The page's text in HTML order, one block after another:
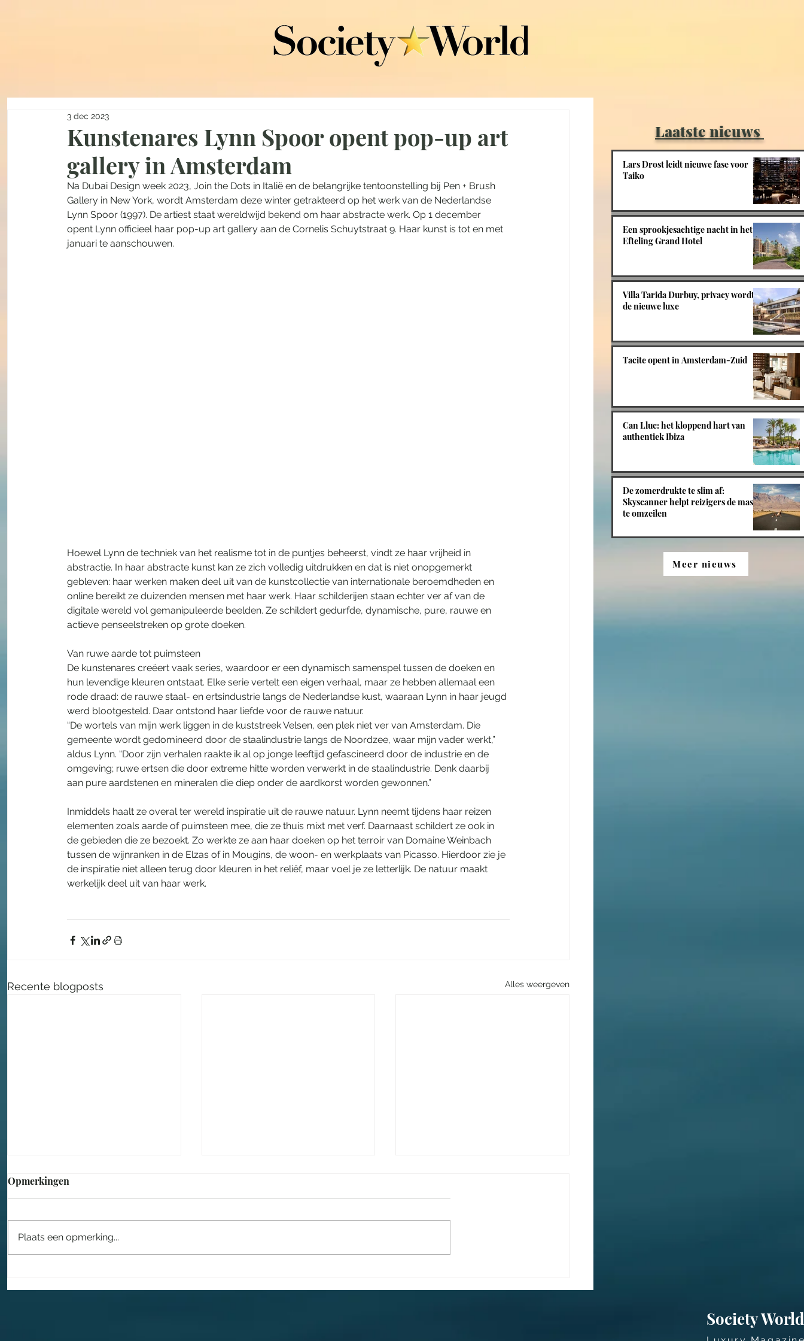
Kunstenares Lynn Spoor opent pop-up art
gallery in Amsterdam
3 dec 2023
Na Dubai Design week 2023, Join the Dots in Italië en de belangrijke tentoonstelling bij Pen + Brush
Gallery in New York, wordt Amsterdam deze winter getrakteerd op het werk van de Nederlandse
Lynn Spoor (1997). De artiest staat wereldwijd bekend om haar abstracte werk. Op 1 december
opent Lynn officieel haar pop-up art gallery aan de Cornelis Schuytstraat 9. Haar kunst is tot en met
januari te aanschouwen.
Hoewel Lynn de techniek van het realisme tot in de puntjes beheerst, vindt ze haar vrijheid in
abstractie. In haar abstracte kunst kan ze zich volledig uitdrukken en dat is niet onopgemerkt
gebleven: haar werken maken deel uit van de kunstcollectie van internationale beroemdheden en
online bereikt ze duizenden mensen met haar werk. Haar schilderijen staan echter ver af van de
digitale wereld vol gemanipuleerde beelden. Ze schildert gedurfde, dynamische, pure, rauwe en
actieve penseelstreken op grote doeken.
Van ruwe aarde tot puimsteen
De kunstenares creëert vaak series, waardoor er een dynamisch samenspel tussen de doeken en
hun levendige kleuren ontstaat. Elke serie vertelt een eigen verhaal, maar ze hebben allemaal een
rode draad: de rauwe staal- en ertsindustrie langs de Nederlandse kust, waaraan Lynn in haar jeugd
werd blootgesteld. Daar ontstond haar liefde voor de rauwe natuur.
“De wortels van mijn werk liggen in de kuststreek Velsen, een plek niet ver van Amsterdam. Die
gemeente wordt gedomineerd door de staalindustrie langs de Noordzee, waar mijn vader werkt,”
aldus Lynn. “Door zijn verhalen raakte ik al op jonge leeftijd gefascineerd door de industrie en de
omgeving; ruwe ertsen die door extreme hitte worden verwerkt in de staalindustrie. Denk daarbij
aan pure aardstenen en mineralen die diep onder de aardkorst worden gewonnen.”
Inmiddels haalt ze overal ter wereld inspiratie uit de rauwe natuur. Lynn neemt tijdens haar reizen
elementen zoals aarde of puimsteen mee, die ze thuis mixt met verf. Daarnaast schildert ze ook in
de gebieden die ze bezoekt. Zo werkte ze aan haar doeken op het terroir van Domaine Weinbach
tussen de wijnranken in de Elzas of in Mougins, de woon- en werkplaats van Picasso. Hierdoor zie je
de inspiratie niet alleen terug door kleuren in het reliëf, maar voel je ze letterlijk. De natuur maakt
werkelijk deel uit van haar werk.
Recente blogposts Alles weergeven
voor Taiko
in het Efteling Grand Hotel
wordt de nieuwe luxe
Opmerkingen
Plaats een opmerking...
Laatste nieuws
Lars Drost leidt nieuwe fase voor
Taiko
Een sprookjesachtige nacht in het
Efteling Grand Hotel
Villa Tarida Durbuy, privacy wordt
de nieuwe luxe
Tacite opent in Amsterdam-Zuid
Can Lluc: het kloppend hart van
authentiek Ibiza
De zomerdrukte te slim af:
Skyscanner helpt reizigers de massa
te omzeilen
Meer nieuws
Society World